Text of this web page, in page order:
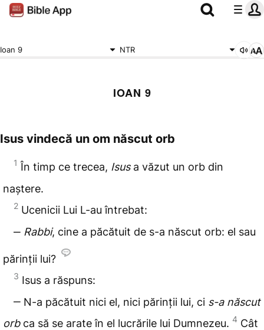
Ioan 9 NTR
IOAN 9
Isus vindecă un om născut orb
1 În timp ce trecea, Isusa văzut un orb din
naștere.
2 Ucenicii Lui L-au întrebat:
‒ Rabbi, cine a păcătuit de s-a născut orb: el sau
părinții lui?
3 Isus a răspuns:
‒ N-a păcătuit nici el, nici părinții lui, ci s-a născut
orbca să se arate în el lucrările lui Dumnezeu. 4 Cât